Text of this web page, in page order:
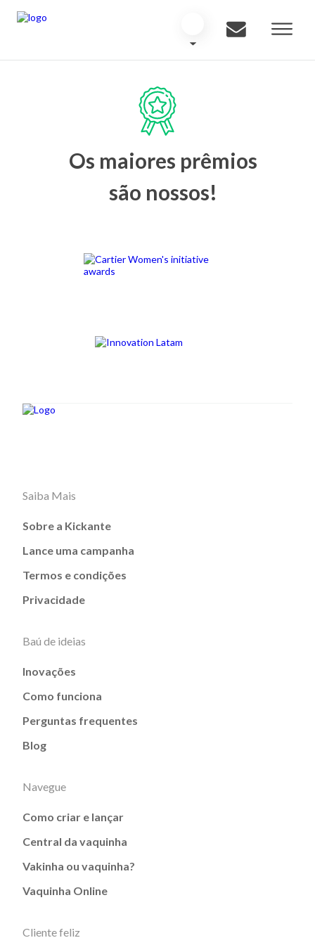
Os maiores prêmios
são nossos!
Saiba Mais
Sobre a Kickante
Lance uma campanha
Termos e condições
Privacidade
Baú de ideias
Inovações
Como funciona
Perguntas frequentes
Blog
Navegue
Como criar e lançar
Central da vaquinha
Vakinha ou vaquinha?
Vaquinha Online
Cliente feliz